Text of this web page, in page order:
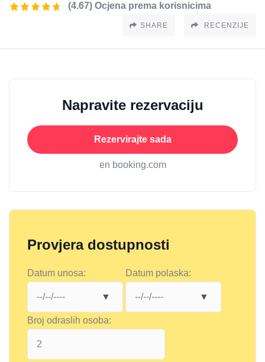
(4.67) Ocjena prema korisnicima
SHARE RECENZIJE
Napravite rezervaciju
Rezervirajte sada
en booking.com
Provjera dostupnosti
Datum unosa: Datum polaska:
Broj odraslih osoba: